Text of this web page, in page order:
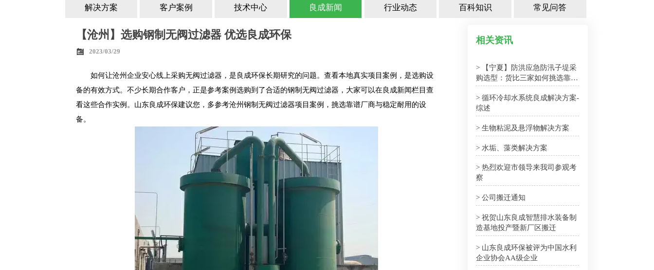
解决方案 客户案例 技术中心 良成新闻 行业动态 百科知识 常见问答
【沧州】选购钢制无阀过滤器 优选良成环保
 2023/03/29
如何让沧州企业安心线上采购无阀过滤器，是良成环保长期研究的问题。查看本地真实项目案例，是选购设
备的有效方式。不少长期合作客户，正是参考案例选购到了合适的钢制无阀过滤器，大家可以在良成新闻栏目查
看这些合作实例。山东良成环保建议您，多参考沧州钢制无阀过滤器项目案例，挑选靠谱厂商与稳定耐用的设
备。
相关资讯
> 【宁夏】防洪应急防汛子堤采
购选型：货比三家如何挑选靠谱
厂家
> 循环冷却水系统良成解决方案-
综述
> 生物粘泥及悬浮物解决方案
> 水垢、藻类解决方案
> 热烈欢迎市领导来我司参观考
察
> 公司搬迁通知
> 祝贺山东良成智慧排水装备制
造基地投产暨新厂区搬迁
> 山东良成环保被评为中国水利
企业协会AA级企业